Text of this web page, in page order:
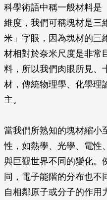
科學術語中稱一般材料是
維度，我們可稱塊材是三
米」字眼，因為塊材的三
材相對於奈米尺度是非常
料，所以我們肉眼所見、
材，傳統物理學、化學理
主。
當我們所熟知的塊材縮小
性，如熱學、光學、電性
與巨觀世界不同的變化。
同，電子能階的分布也不
自相鄰原子或分子的作用